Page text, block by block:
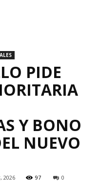
PIDE
Y BONO
NUEVO
2026 97 0